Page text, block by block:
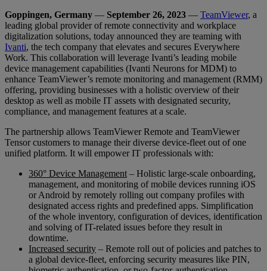
Goppingen, Germany — September 26, 2023 — TeamViewer, a
leading global provider of remote connectivity and workplace
digitalization solutions, today announced they are teaming with
Ivanti, the tech company that elevates and secures Everywhere
Work. This collaboration will leverage Ivanti’s leading mobile
device management capabilities (Ivanti Neurons for MDM) to
enhance TeamViewer’s remote monitoring and management (RMM)
offering, providing businesses with a holistic overview of their
desktop as well as mobile IT assets with designated security,
compliance, and management features at a scale.
The partnership allows TeamViewer Remote and TeamViewer
Tensor customers to manage their diverse device-fleet out of one
unified platform. It will empower IT professionals with:
360° Device Management – Holistic large-scale onboarding,
management, and monitoring of mobile devices running iOS
or Android by remotely rolling out company profiles with
designated access rights and predefined apps. Simplification
of the whole inventory, configuration of devices, identification
and solving of IT-related issues before they result in
downtime.
Increased security – Remote roll out of policies and patches to
a global device-fleet, enforcing security measures like PIN,